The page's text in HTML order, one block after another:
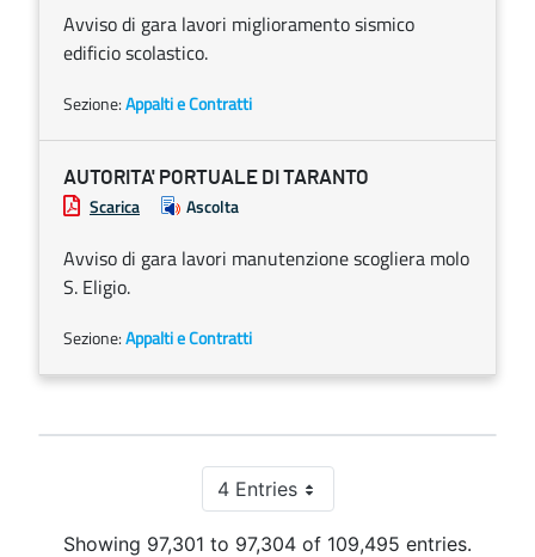
Avviso di gara lavori miglioramento sismico
edificio scolastico.
Sezione:Appalti e Contratti
AUTORITA' PORTUALE DI TARANTO
Scarica Ascolta
Avviso di gara lavori manutenzione scogliera molo
S. Eligio.
Sezione:Appalti e Contratti
4 EntriesPer Page
Showing 97,301 to 97,304 of 109,495 entries.